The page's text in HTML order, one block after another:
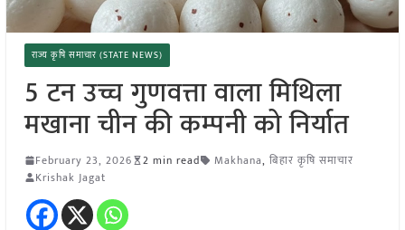
राज्य कृषि समाचार (STATE NEWS)
5 टन उच्च गुणवत्ता वाला मिथिला
मखाना चीन की कम्पनी को निर्यात
February 23, 2026 2 min read Makhana, बिहार कृषि समाचार
Krishak Jagat